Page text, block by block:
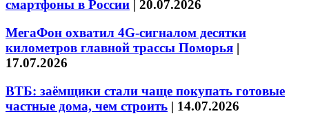
смартфоны в России | 20.07.2026
МегаФон охватил 4G-сигналом десятки
километров главной трассы Поморья |
17.07.2026
ВТБ: заёмщики стали чаще покупать готовые
частные дома, чем строить | 14.07.2026